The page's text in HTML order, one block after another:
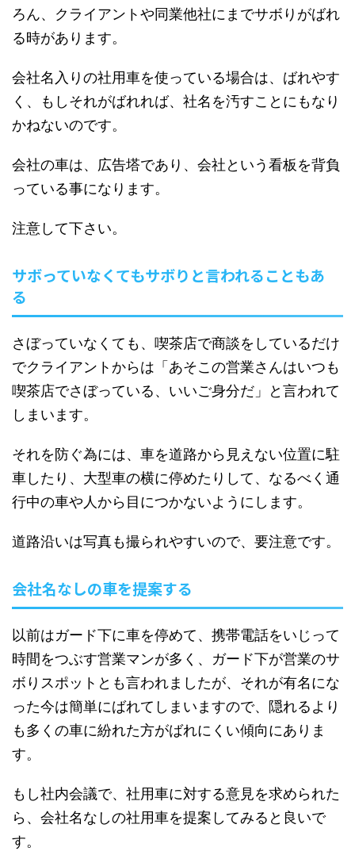
ろん、クライアントや同業他社にまでサボりがばれ
る時があります。
会社名入りの社用車を使っている場合は、ばれやす
く、もしそれがばれれば、社名を汚すことにもなり
かねないのです。
会社の車は、広告塔であり、会社という看板を背負
っている事になります。
注意して下さい。
サボっていなくてもサボりと言われることもあ
る
さぼっていなくても、喫茶店で商談をしているだけ
でクライアントからは「あそこの営業さんはいつも
喫茶店でさぼっている、いいご身分だ」と言われて
しまいます。
それを防ぐ為には、車を道路から見えない位置に駐
車したり、大型車の横に停めたりして、なるべく通
行中の車や人から目につかないようにします。
道路沿いは写真も撮られやすいので、要注意です。
会社名なしの車を提案する
以前はガード下に車を停めて、携帯電話をいじって
時間をつぶす営業マンが多く、ガード下が営業のサ
ボりスポットとも言われましたが、それが有名にな
った今は簡単にばれてしまいますので、隠れるより
も多くの車に紛れた方がばれにくい傾向にありま
す。
もし社内会議で、社用車に対する意見を求められた
ら、会社名なしの社用車を提案してみると良いで
す。